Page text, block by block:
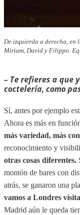
De izquierda a derecha,
Miriam, David y Filippo.
– Te refieres a que
coctelería, como
Sí, antes por ejemplo
Ahora es más en
más variedad, más
reconocimiento y
otras cosas diferentes.
montón de bares con
atrás, se ganaron una
vamos a Londres
Madrid aún le queda